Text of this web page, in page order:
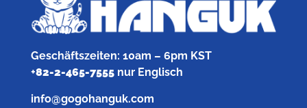
Geschäftszeiten: 10am – 6pm KST
+82-2-465-7555nur Englisch
info@gogohanguk.com